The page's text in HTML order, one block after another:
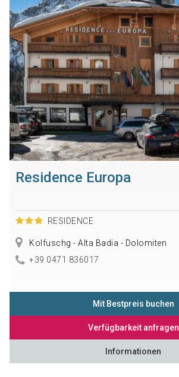
Residence Europa
RESIDENCE
Kolfuschg - Alta Badia - Dolomiten
+39 0471 836017
Mit Bestpreis buchen
Verfügbarkeit anfragen
Informationen